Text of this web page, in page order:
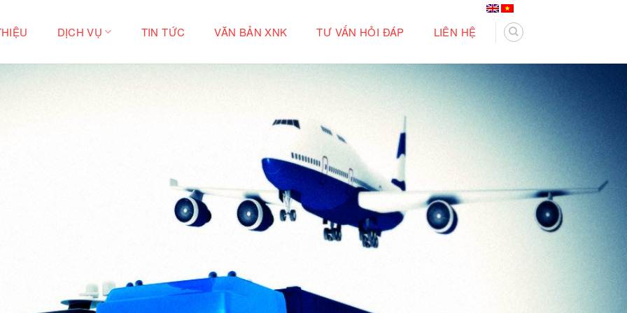
DỊCH VỤ TIN TỨC VĂN BẢN XNK TƯ VẤN HỎI ĐÁP LIÊN HỆ